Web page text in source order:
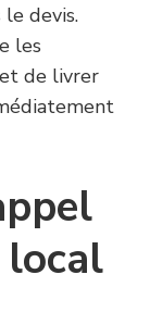
devis.
les
de livrer
local